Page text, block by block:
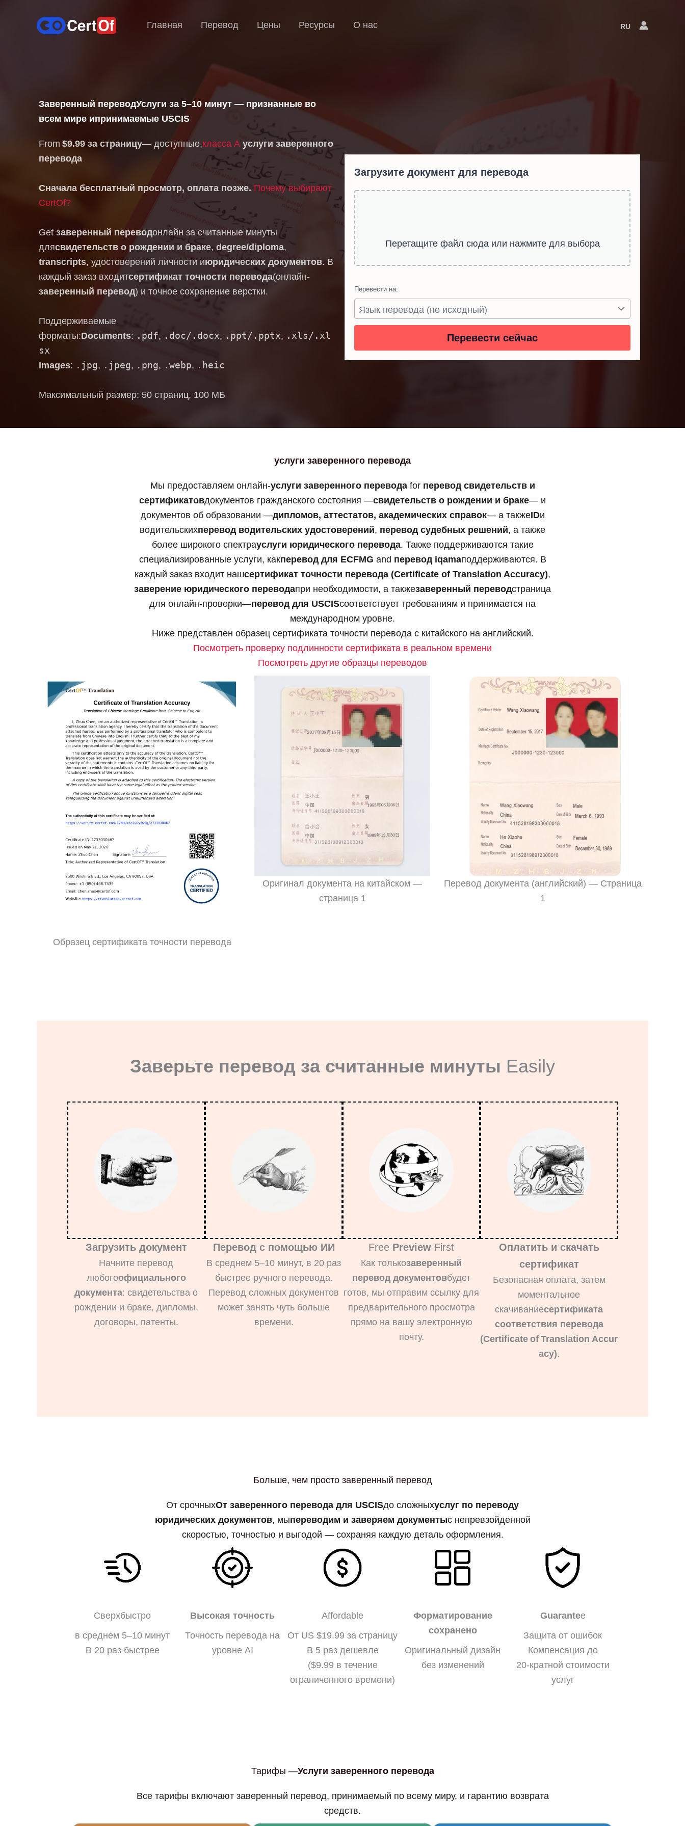
Главная Перевод Цены Ресурсы О нас RULanguage
Заверенный переводУслуги за 5–10 минут — признанные во
всем мире ипринимаемые USCIS
From $9.99 за страницу— доступные,класса А услуги заверенного
перевода
Сначала бесплатный просмотр, оплата позже. Почему выбирают
CertOf?
Get заверенный переводонлайн за считанные минуты
длясвидетельств о рождении и браке, degree/diploma,
transcripts, удостоверений личности июридических документов. В
каждый заказ входитсертификат точности перевода(онлайн-
заверенный перевод) и точное сохранение верстки.
Поддерживаемые
форматы:Documents: .pdf, .doc/.docx, .ppt/.pptx, .xls/.xl
sx
Images: .jpg, .jpeg, .png, .webp, .heic
Максимальный размер: 50 страниц, 100 МБ
Загрузите документ для перевода
Перетащите файл сюда или нажмите для выбора
Перевести на:
Перевести сейчас
услуги заверенного перевода
Мы предоставляем онлайн-услуги заверенного переводаfor перевод свидетельств и
сертификатовдокументов гражданского состояния —свидетельств о рождении и браке— и
документов об образовании —дипломов, аттестатов, академических справок— а такжеIDи
водительскихперевод водительских удостоверений, перевод судебных решений, а также
более широкого спектрауслуги юридического перевода. Также поддерживаются такие
специализированные услуги, какперевод для ECFMG and перевод iqamaподдерживаются. В
каждый заказ входит нашсертификат точности перевода (Certificate of Translation Accuracy),
заверение юридического переводапри необходимости, а такжезаверенный переводстраница
для онлайн-проверки—перевод для USCISсоответствует требованиям и принимается на
международном уровне.
Ниже представлен образец сертификата точности перевода с китайского на английский.
Посмотреть проверку подлинности сертификата в реальном времени
Посмотреть другие образцы переводов
Образец сертификата точности перевода
Оригинал документа на китайском —
страница 1
Перевод документа (английский) — Страница
1
Заверьте перевод за считанные минуты Easily
Загрузить документ
Начните перевод
любогоофициального
документа: свидетельства о
рождении и браке, дипломы,
договоры, патенты.
Перевод с помощью ИИ
В среднем 5–10 минут, в 20 раз
быстрее ручного перевода.
Перевод сложных документов
может занять чуть больше
времени.
Free Preview First
Как толькозаверенный
перевод документовбудет
готов, мы отправим ссылку для
предварительного просмотра
прямо на вашу электронную
почту.
Оплатить и скачать
сертификат
Безопасная оплата, затем
моментальное
скачиваниесертификата
соответствия перевода
(Certificate of Translation Accur
acy).
Больше, чем просто заверенный перевод
От срочныхОт заверенного перевода для USCISдо сложныхуслуг по переводу
юридических документов, мыпереводим и заверяем документыс непревзойденной
скоростью, точностью и выгодой — сохраняя каждую деталь оформления.
Сверхбыстро
в среднем 5–10 минут
В 20 раз быстрее
Высокая точность
Точность перевода на
уровне AI
Affordable
От US $19.99 за страницу
В 5 раз дешевле
($9.99 в течение
ограниченного времени)
Форматирование
сохранено
Оригинальный дизайн
без изменений
Guarantee
Защита от ошибок
Компенсация до
20-кратной стоимости
услуг
Тарифы —Услуги заверенного перевода
Все тарифы включают заверенный перевод, принимаемый по всему миру, и гарантию возврата
средств.